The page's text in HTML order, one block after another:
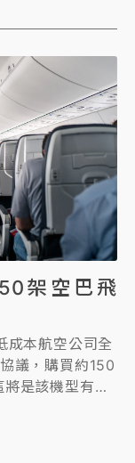
架空巴飛
成本航空公司全
議，購買約150
是該機型有史